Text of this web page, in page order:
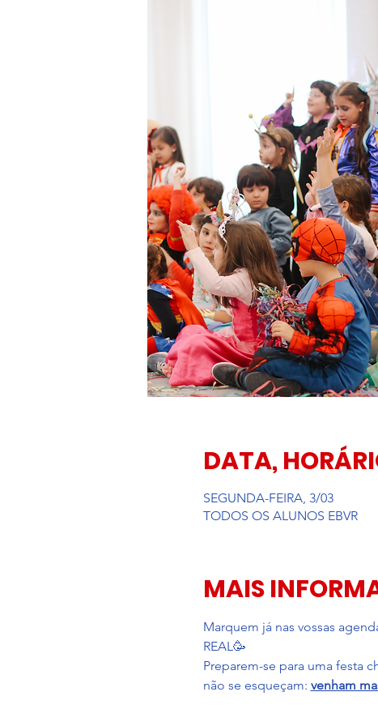
DATA,
SEGUNDA-FEIRA, 3/03
TODOS OS ALUNOS EBVR
MAIS
Marquem já nas vossas
REAL🥳
Preparem-se para uma festa
não se esqueçam: venham